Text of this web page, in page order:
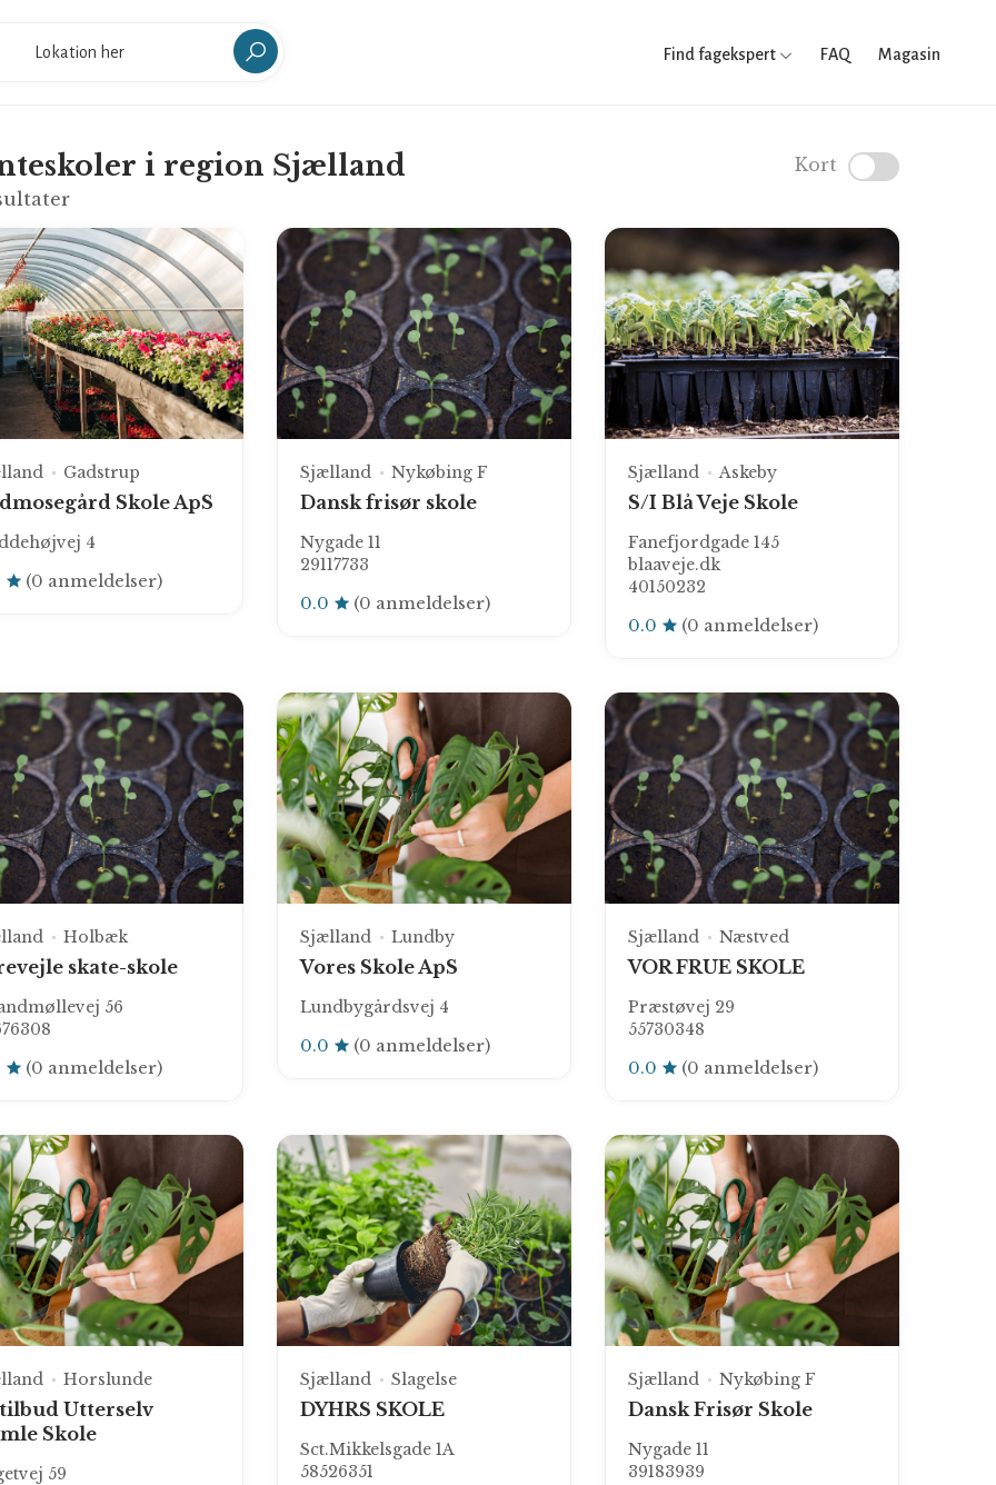
Find fagekspert FAQ Magasin
i region Sjælland
Kort
Gadstrup
Skole ApS
4
(0 anmeldelser)
Sjælland Nykøbing F
Dansk frisør skole
Nygade 11
29117733
0.0 (0 anmeldelser)
Sjælland Askeby
S/I Blå Veje Skole
Fanefjordgade 145
blaaveje.dk
40150232
0.0 (0 anmeldelser)
Holbæk
skate-skole
56
(0 anmeldelser)
Sjælland Lundby
Vores Skole ApS
Lundbygårdsvej 4
0.0 (0 anmeldelser)
Sjælland Næstved
VOR FRUE SKOLE
Præstøvej 29
55730348
0.0 (0 anmeldelser)
Horslunde
Utterselv
Skole
59
Sjælland Slagelse
DYHRS SKOLE
Sct.Mikkelsgade 1A
58526351
Sjælland Nykøbing F
Dansk Frisør Skole
Nygade 11
39183939